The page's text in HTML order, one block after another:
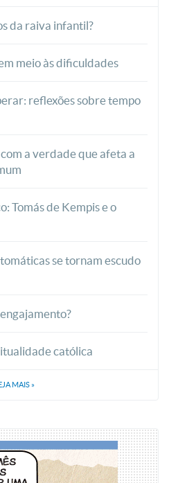
da raiva infantil?
meio às dificuldades
reflexões sobre tempo
a verdade que afeta a
Tomás de Kempis e o
se tornam escudo
católica
MAIS »